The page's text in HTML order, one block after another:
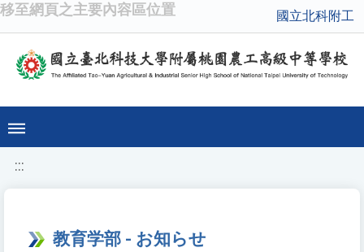
移至網頁之主要內容區位置 國立北科附工
:::
教育学部 - お知らせ